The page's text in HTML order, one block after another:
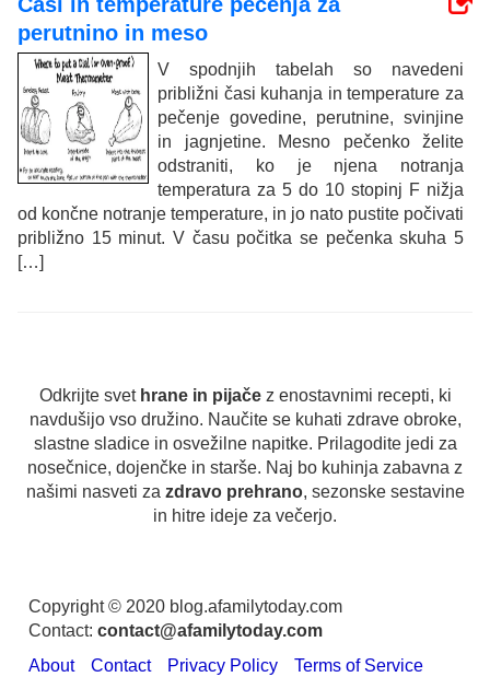
perutnino in meso
V spodnjih tabelah so navedeni
približni časi kuhanja in temperature za
pečenje govedine, perutnine, svinjine
in jagnjetine. Mesno pečenko želite
odstraniti, ko je njena notranja
temperatura za 5 do 10 stopinj F nižja
od končne notranje temperature, in jo nato pustite počivati
​​približno 15 minut. V času počitka se pečenka skuha 5
[…]
Odkrijte svet hrane in pijačez enostavnimi recepti, ki
navdušijo vso družino. Naučite se kuhati zdrave obroke,
slastne sladice in osvežilne napitke. Prilagodite jedi za
nosečnice, dojenčke in starše. Naj bo kuhinja zabavna z
našimi nasveti za zdravo prehrano, sezonske sestavine
in hitre ideje za večerjo.
Copyright © 2020 blog.afamilytoday.com
Contact: contact@afamilytoday.com
About
Contact Privacy Policy Terms of Service